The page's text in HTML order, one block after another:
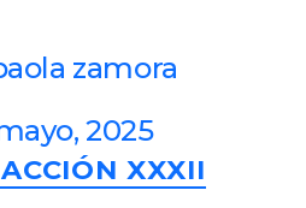
zamora
2025
CategoriesXXXII